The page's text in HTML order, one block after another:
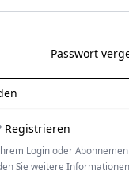
Passwort
Registrieren
Login oder
Sie weitere